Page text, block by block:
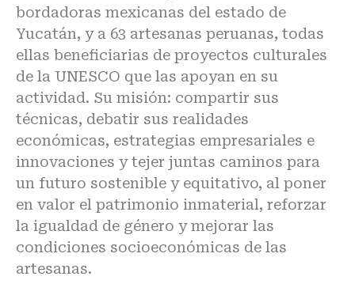
bordadoras mexicanas del estado de
Yucatán, y a 63 artesanas peruanas, todas
ellas beneficiarias de proyectos culturales
de la UNESCO que las apoyan en su
actividad. Su misión: compartir sus
técnicas, debatir sus realidades
económicas, estrategias empresariales e
innovaciones y tejer juntas caminos para
un futuro sostenible y equitativo, al poner
en valor el patrimonio inmaterial, reforzar
la igualdad de género y mejorar las
condiciones socioeconómicas de las
artesanas.